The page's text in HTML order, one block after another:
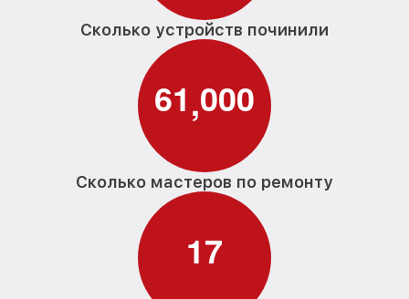
Сколько устройств починили
61,000
Сколько мастеров по ремонту
17